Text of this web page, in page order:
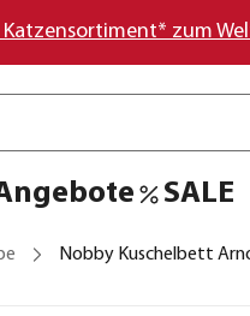
Katzensortiment* zum
SALE
Nobby Kuschelbett